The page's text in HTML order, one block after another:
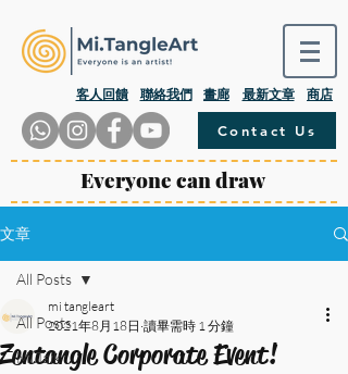
​客人回饋 畫廊
聯絡我們 最新文章 商店
Contact Us
Everyone can draw
文章
All Posts
Mi.Talk
All Posts
Zentangle Corporate Event!
mi tangleart
2021年8月18日 讀畢需時 1 分鐘